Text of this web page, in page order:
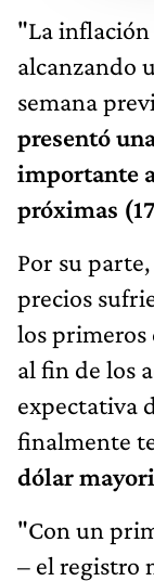
"La inflación
alcanzando
semana
presentó
importante
próximas
Por su parte,
precios
los primeros
al fin de los
expectativa
finalmente
dólar
"Con un
– el registro